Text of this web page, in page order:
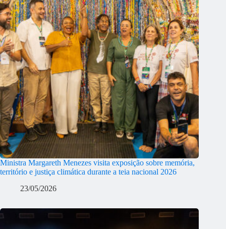
Ministra Margareth Menezes visita exposição sobre memória,
território e justiça climática durante a teia nacional 2026
23/05/2026